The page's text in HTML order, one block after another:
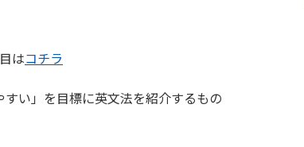
はコチラ
い」を目標に英文法を紹介するもの